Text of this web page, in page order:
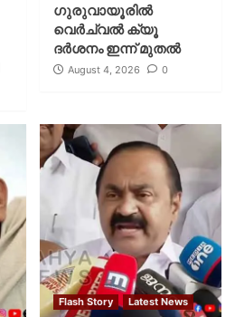
ഗുരുവായൂരില്‍
വെര്‍ച്വല്‍ ക്യൂ
ദര്‍ശനം ഇന്ന് മുതല്‍
August 4, 2026 0
Flash Story Latest News